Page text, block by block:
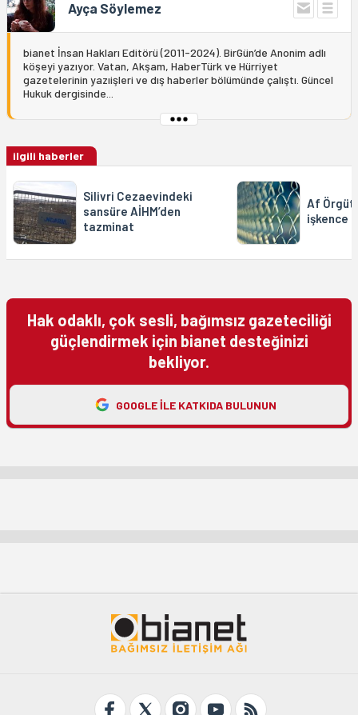
Ayça Söylemez
bianet İnsan Hakları Editörü (2011-2024). BirGün’de Anonim adlı
köşeyi yazıyor. Vatan, Akşam, HaberTürk ve Hürriyet
gazetelerinin yazıişleri ve dış haberler bölümünde çalıştı. Güncel
Hukuk dergisinde...
ilgili haberler
Silivri Cezaevindeki
sansüre AİHM’den
tazminat
Af
işkence
Hak odaklı, çok sesli, bağımsız gazeteciliği
güçlendirmek için bianet desteğinizi
bekliyor.
GOOGLE ILE KATKIDA BULUNUN